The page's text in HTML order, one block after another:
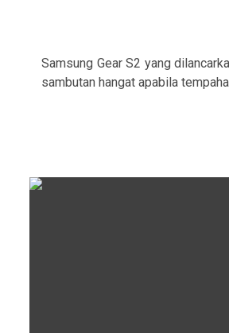
Samsung Gear S2 yang
sambutan hangat apabila